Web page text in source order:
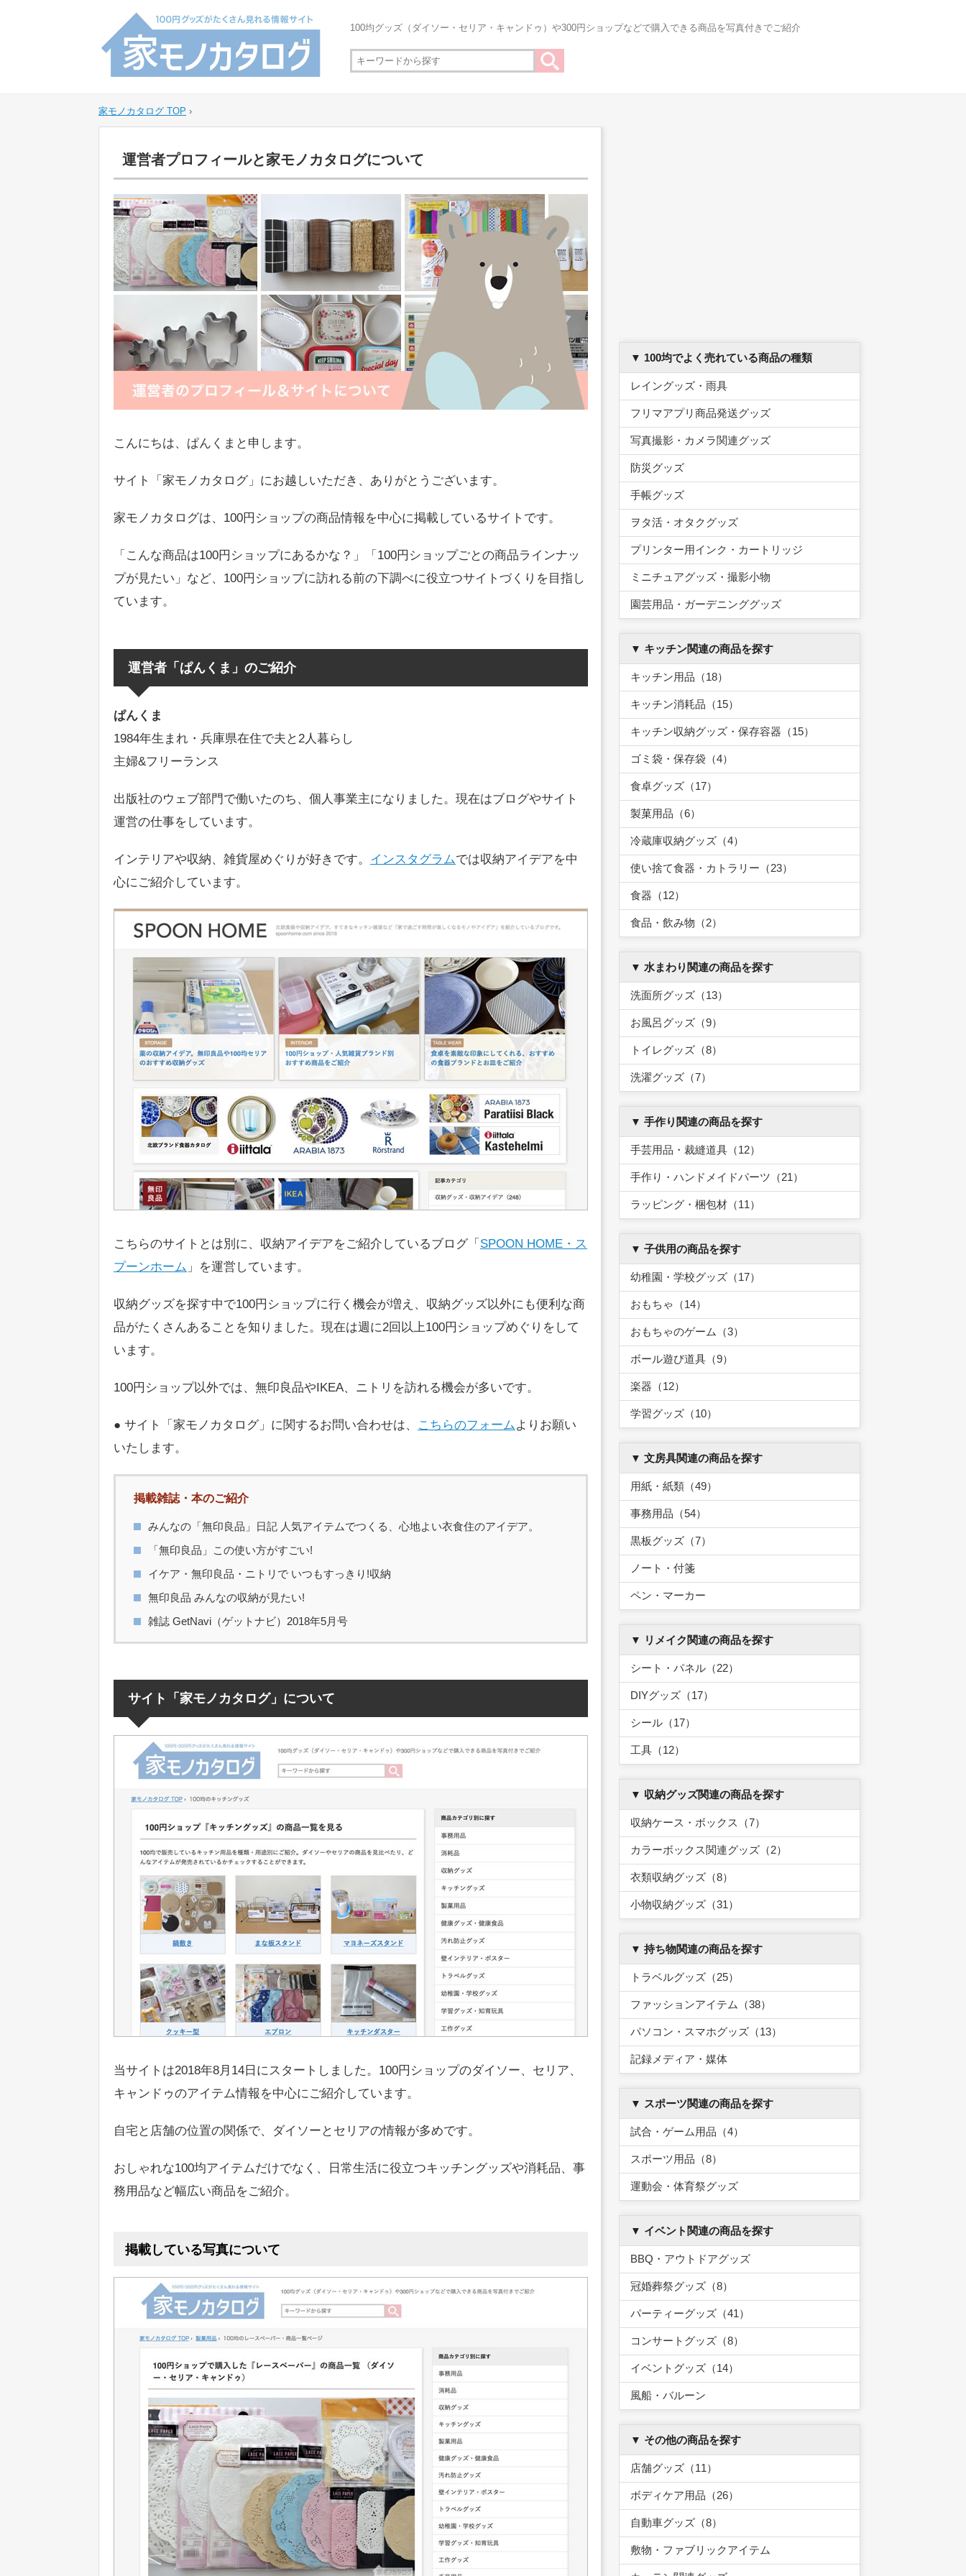
100均グッズ（ダイソー・セリア・キャンドゥ）や300円ショップなどで購入できる商品を写真付きでご紹介
家モノカタログ TOP ›
運営者プロフィールと家モノカタログについて
こんにちは、ぱんくまと申します。
サイト「家モノカタログ」にお越しいただき、ありがとうございます。
家モノカタログは、100円ショップの商品情報を中心に掲載しているサイトです。
「こんな商品は100円ショップにあるかな？」「100円ショップごとの商品ラインナッ
プが見たい」など、100円ショップに訪れる前の下調べに役立つサイトづくりを目指し
ています。
運営者「ぱんくま」のご紹介
ぱんくま
1984年生まれ・兵庫県在住で夫と2人暮らし
主婦&フリーランス
出版社のウェブ部門で働いたのち、個人事業主になりました。現在はブログやサイト
運営の仕事をしています。
インテリアや収納、雑貨屋めぐりが好きです。 インスタグラムでは収納アイデアを中
心にご紹介しています。
こちらのサイトとは別に、収納アイデアをご紹介しているブログ「 SPOON HOME・ス
プーンホーム 」を運営しています。
収納グッズを探す中で100円ショップに行く機会が増え、収納グッズ以外にも便利な商
品がたくさんあることを知りました。現在は週に2回以上100円ショップめぐりをして
います。
100円ショップ以外では、無印良品やIKEA、ニトリを訪れる機会が多いです。
● サイト「家モノカタログ」に関するお問い合わせは、 こちらのフォームよりお願い
いたします。
掲載雑誌・本のご紹介
みんなの「無印良品」日記 人気アイテムでつくる、心地よい衣食住のアイデア。
「無印良品」この使い方がすごい!
イケア・無印良品・ニトリで いつもすっきり!収納
無印良品 みんなの収納が見たい!
雑誌 GetNavi（ゲットナビ）2018年5月号
サイト「家モノカタログ」について
当サイトは2018年8月14日にスタートしました。100円ショップのダイソー、セリア、
キャンドゥのアイテム情報を中心にご紹介しています。
自宅と店舗の位置の関係で、ダイソーとセリアの情報が多めです。
おしゃれな100均アイテムだけでなく、日常生活に役立つキッチングッズや消耗品、事
務用品など幅広い商品をご紹介。
掲載している写真について
▼ 100均でよく売れている商品の種類
レイングッズ・雨具
フリマアプリ商品発送グッズ
写真撮影・カメラ関連グッズ
防災グッズ
手帳グッズ
ヲタ活・オタクグッズ
プリンター用インク・カートリッジ
ミニチュアグッズ・撮影小物
園芸用品・ガーデニンググッズ
▼ キッチン関連の商品を探す
キッチン用品（18）
キッチン消耗品（15）
キッチン収納グッズ・保存容器（15）
ゴミ袋・保存袋（4）
食卓グッズ（17）
製菓用品（6）
冷蔵庫収納グッズ（4）
使い捨て食器・カトラリー（23）
食器（12）
食品・飲み物（2）
▼ 水まわり関連の商品を探す
洗面所グッズ（13）
お風呂グッズ（9）
トイレグッズ（8）
洗濯グッズ（7）
▼ 手作り関連の商品を探す
手芸用品・裁縫道具（12）
手作り・ハンドメイドパーツ（21）
ラッピング・梱包材（11）
▼ 子供用の商品を探す
幼稚園・学校グッズ（17）
おもちゃ（14）
おもちゃのゲーム（3）
ボール遊び道具（9）
楽器（12）
学習グッズ（10）
▼ 文房具関連の商品を探す
用紙・紙類（49）
事務用品（54）
黒板グッズ（7）
ノート・付箋
ペン・マーカー
▼ リメイク関連の商品を探す
シート・パネル（22）
DIYグッズ（17）
シール（17）
工具（12）
▼ 収納グッズ関連の商品を探す
収納ケース・ボックス（7）
カラーボックス関連グッズ（2）
衣類収納グッズ（8）
小物収納グッズ（31）
▼ 持ち物関連の商品を探す
トラベルグッズ（25）
ファッションアイテム（38）
パソコン・スマホグッズ（13）
記録メディア・媒体
▼ スポーツ関連の商品を探す
試合・ゲーム用品（4）
スポーツ用品（8）
運動会・体育祭グッズ
▼ イベント関連の商品を探す
BBQ・アウトドアグッズ
冠婚葬祭グッズ（8）
パーティーグッズ（41）
コンサートグッズ（8）
イベントグッズ（14）
風船・バルーン
▼ その他の商品を探す
店舗グッズ（11）
ボディケア用品（26）
自動車グッズ（8）
敷物・ファブリックアイテム